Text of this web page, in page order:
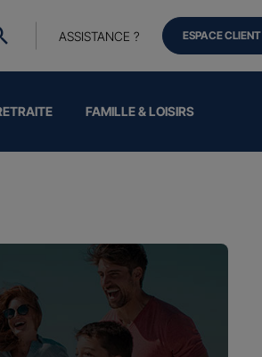
FAMILLE & LOISIRS
ASSISTANCE ? ESPACE CLIENT